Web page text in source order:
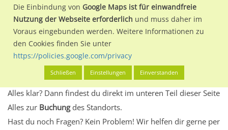
Wir erheben für jede unserer Werbeflächen individuelle und
aktuelleStandortinformationenund Leistungswerte. Damit
kannst du dich schon vor der Buchung im Detail über den
Standort, seine Reichweite und Werbewirkung sowie
eventuelle Beschränkungen in den zugelassenen
Werbeinhalten informieren.
Alles klar? Dann findest du direkt im unteren Teil dieser Seite
Alles zur Buchungdes Standorts.
Hast du noch Fragen? Kein Problem! Wir helfen dir gerne per
Die Einbindung von Google Maps ist für einwandfreie
Nutzung der Webseite erforderlich und muss daher im
Voraus eingebunden werden. Weitere Informationen zu
den Cookies finden Sie unter
https://policies.google.com/privacy
Schließen Einstellungen Einverstanden